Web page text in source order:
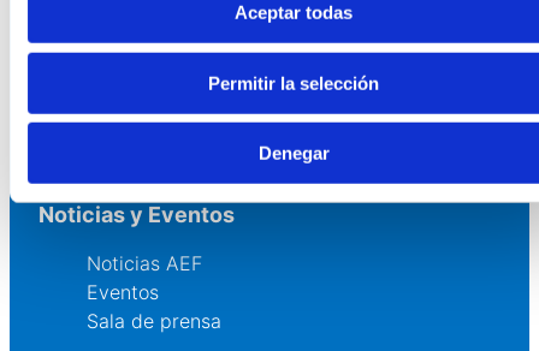
Aceptar todas
Permitir la selección
Denegar
Comunidad
Fundaciones Comunitarias
Fundaciones por el Clima
Noticias y Eventos
Noticias AEF
Eventos
Sala de prensa